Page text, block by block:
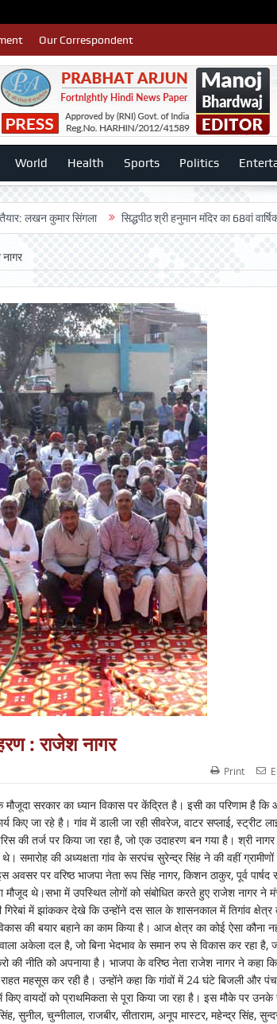
Our Correspondent
World Health Sports Politics
सिंगला सिद्धपीठ श्री हनुमान मंदिर का 68वां वार्षिकोत्सव
: राजेश नागर
Print
मौजूदा सरकार का ध्यान विकास पर केंद्रित है। इसी का परिणाम है
किए जा रहे है। गांव में डाली जा रही सीवरेज, वाटर सप्लाई, स्ट्रीट
की तर्ज पर किया जा रहा है, जो एक उदाहरण बन गया है। श्री नागर
समारोह की अध्यक्षता गांव के सरपंच सुरेन्द्र सिंह ने की वहीं
पर वरिष्ठ भाजपा नेता रूप सिंह नागर, किशन ठाकुर, पूर्व पार्षद
मौजूद थे।सभा में उपस्थित लोगों को संबोधित करते हुए राजेश नागर ने
गिरेबां में झांककर देखे कि उन्होंने दस साल के शासनकाल में तिगांव क्षेत्र
की बयार बहाने का काम किया है। आज क्षेत्र का कोई ऐसा कौना
अकेला दल है, जो बिना भेदभाव के समान रुप से विकास कर रहा है,
नीति को अपनाया है। भाजपा के वरिष्ठ नेता राजेश नागर ने कहा
महसूस कर रही है। उन्होंने कहा कि गांवों में 24 घंटे बिजली और
वायदों को प्राथमिकता से पूरा किया जा रहा है। इस मौके पर उनके
सुनील, चुन्नीलाल, राजबीर, सीताराम, अनूप मास्टर, महेन्द्र सिंह,